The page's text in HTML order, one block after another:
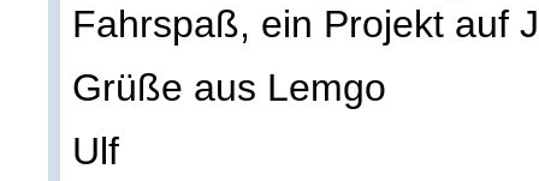
Fahrspaß, ein Projekt auf
Grüße aus Lemgo
Ulf